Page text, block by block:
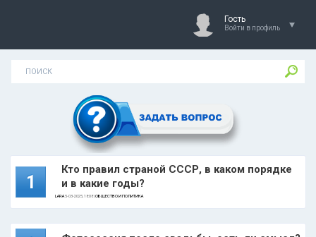
Гость
Войти в профиль
1
Кто правил страной СССР, в каком порядке
и в какие годы?
LARA5-03-2025, 18:08 |ОБЩЕСТВО И ПОЛИТИКА